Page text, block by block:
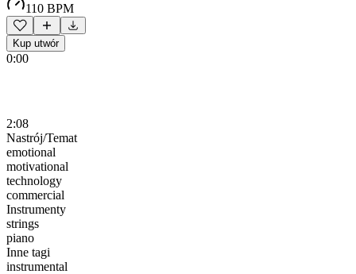
110 BPM
Kup utwór
0:00
2:08
Nastrój/Temat
emotional
motivational
technology
commercial
Instrumenty
strings
piano
Inne tagi
instrumental